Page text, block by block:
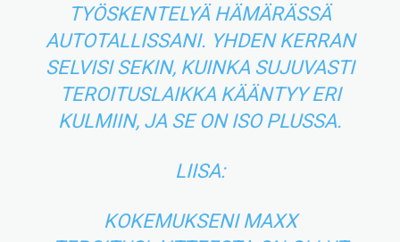
TYÖSKENTELYÄ HÄMÄRÄSSÄ
AUTOTALLISSANI. YHDEN KERRAN
SELVISI SEKIN, KUINKA SUJUVASTI
TEROITUSLAIKKA KÄÄNTYY ERI
KULMIIN, JA SE ON ISO PLUSSA.
LIISA:
KOKEMUKSENI MAXX